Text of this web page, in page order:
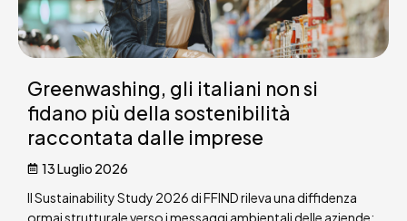
Greenwashing, gli italiani non si
fidano più della sostenibilità
raccontata dalle imprese
13 Luglio 2026
Il Sustainability Study 2026 di FFIND rileva una diffidenza
ormai strutturale verso i messaggi ambientali delle aziende: